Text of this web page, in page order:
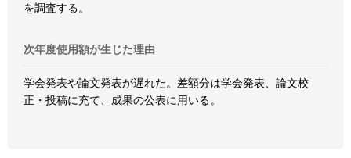
を調査する。
次年度使用額が生じた理由
学会発表や論文発表が遅れた。差額分は学会発表、論文校
正・投稿に充て、成果の公表に用いる。